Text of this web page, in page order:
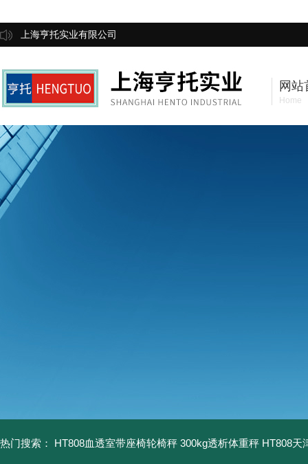
上海亨托实业有限公司
网站
Home
热门搜索： HT808血透室带座椅轮椅秤 300kg透析体重秤 HT808天